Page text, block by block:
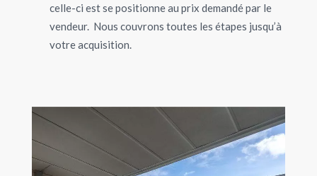
celle-ci est se positionne au prix demandé par le
vendeur. Nous couvrons toutes les étapes jusqu’à
votre acquisition.